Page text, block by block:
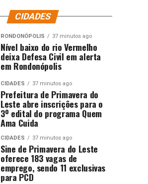
CIDADES
RONDONÓPOLIS 37 minutos ago
Nível baixo do rio Vermelho
deixa Defesa Civil em alerta
em Rondonópolis
CIDADES 37 minutos ago
Prefeitura de Primavera do
Leste abre inscrições para o
3º edital do programa Quem
Ama Cuida
CIDADES 37 minutos ago
Sine de Primavera do Leste
oferece 183 vagas de
emprego, sendo 11 exclusivas
para PCD